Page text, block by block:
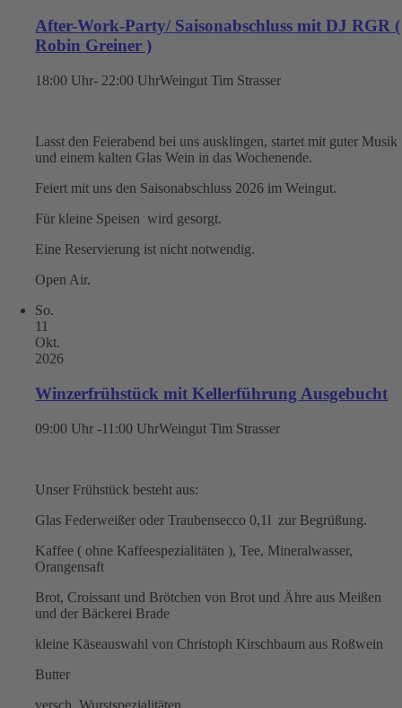
After-Work-Party/ Saisonabschluss mit DJ RGR (
Robin Greiner )
18:00 Uhr- 22:00 UhrWeingut Tim Strasser
Lasst den Feierabend bei uns ausklingen, startet mit guter Musik
und einem kalten Glas Wein in das Wochenende.
Feiert mit uns den Saisonabschluss 2026 im Weingut.
Für kleine Speisen wird gesorgt.
Eine Reservierung ist nicht notwendig.
Open Air.
So.
11
Okt.
2026
Winzerfrühstück mit Kellerführung Ausgebucht
09:00 Uhr -11:00 UhrWeingut Tim Strasser
Unser Frühstück besteht aus:
Glas Federweißer oder Traubensecco 0,1l zur Begrüßung.
Kaffee ( ohne Kaffeespezialitäten ), Tee, Mineralwasser,
Orangensaft
Brot, Croissant und Brötchen von Brot und Ähre aus Meißen
und der Bäckerei Brade
kleine Käseauswahl von Christoph Kirschbaum aus Roßwein
Butter
versch. Wurstspezialitäten